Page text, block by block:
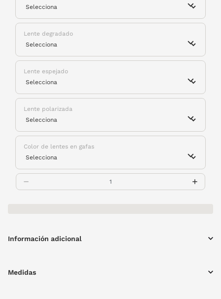
Lente degradado
Lente espejado
Lente polarizada
Color de lentes en gafas
Información adicional
Medidas